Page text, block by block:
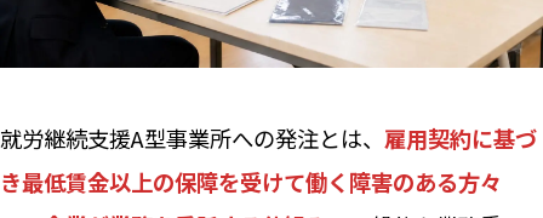
就労継続支援A型事業所への発注とは、 雇用契約に基づ
き最低賃金以上の保障を受けて働く障害のある方々